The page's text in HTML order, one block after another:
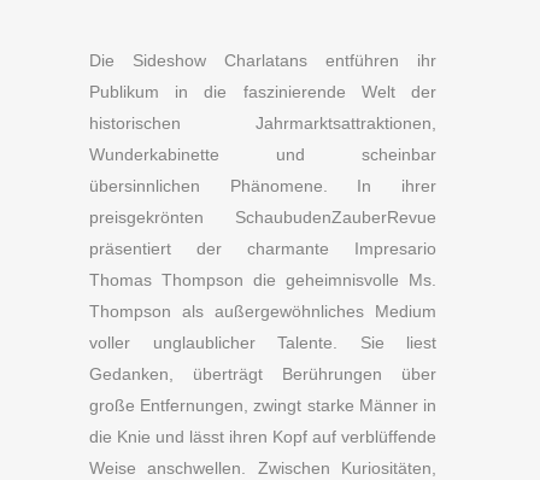
Die Sideshow Charlatans entführen ihr
Publikum in die faszinierende Welt der
historischen Jahrmarktsattraktionen,
Wunderkabinette und scheinbar
übersinnlichen Phänomene. In ihrer
preisgekrönten SchaubudenZauberRevue
präsentiert der charmante Impresario
Thomas Thompson die geheimnisvolle Ms.
Thompson als außergewöhnliches Medium
voller unglaublicher Talente. Sie liest
Gedanken, überträgt Berührungen über
große Entfernungen, zwingt starke Männer in
die Knie und lässt ihren Kopf auf verblüffende
Weise anschwellen. Zwischen Kuriositäten,